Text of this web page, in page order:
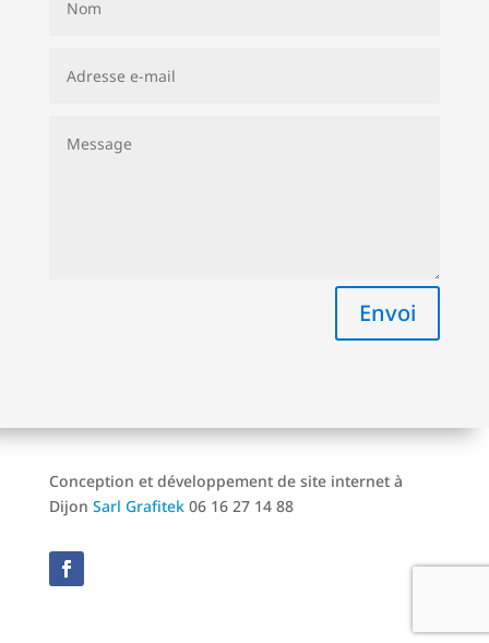
Envoi
Conception et développement de site internet à
Dijon Sarl Grafitek06 16 27 14 88